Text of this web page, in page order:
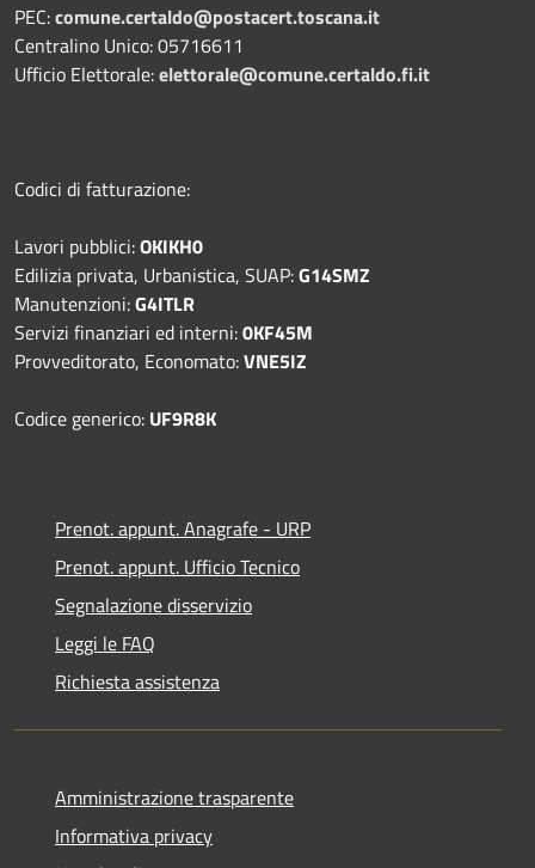
PEC:comune.certaldo@postacert.toscana.it
Centralino Unico: 05716611
Ufficio Elettorale:elettorale@comune.certaldo.fi.it
Codici di fatturazione:
Lavori pubblici:OKIKH0
Edilizia privata, Urbanistica, SUAP:G14SMZ
Manutenzioni:G4ITLR
Servizi finanziari ed interni:0KF45M
Provveditorato, Economato:VNE5IZ
Codice generico: UF9R8K
Prenot. appunt. Anagrafe - URP
Prenot. appunt. Ufficio Tecnico
Segnalazione disservizio
Leggi le FAQ
Richiesta assistenza
Amministrazione trasparente
Informativa privacy